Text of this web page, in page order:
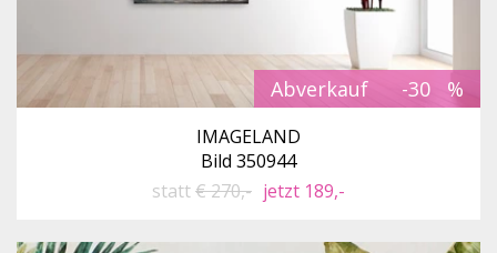
Abverkauf -30
IMAGELAND
Bild 350944
statt€ 270,- jetzt 189,-